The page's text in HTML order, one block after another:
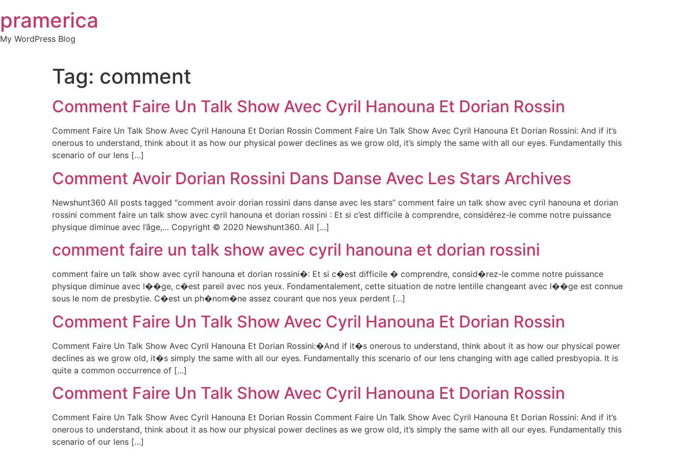
to
content
pramerica
My WordPress Blog
Tag: comment
Comment Faire Un Talk Show Avec Cyril Hanouna Et Dorian Rossin
Comment Faire Un Talk Show Avec Cyril Hanouna Et Dorian Rossin Comment Faire Un Talk Show Avec Cyril Hanouna Et Dorian Rossini: And if it’s
onerous to understand, think about it as how our physical power declines as we grow old, it’s simply the same with all our eyes. Fundamentally this
scenario of our lens […]
Comment Avoir Dorian Rossini Dans Danse Avec Les Stars Archives
Newshunt360 All posts tagged “comment avoir dorian rossini dans danse avec les stars” comment faire un talk show avec cyril hanouna et dorian
rossini comment faire un talk show avec cyril hanouna et dorian rossini : Et si c’est difficile à comprendre, considérez-le comme notre puissance
physique diminue avec l’âge,… Copyright © 2020 Newshunt360. All […]
comment faire un talk show avec cyril hanouna et dorian rossini
comment faire un talk show avec cyril hanouna et dorian rossini�: Et si c�est difficile � comprendre, consid�rez-le comme notre puissance
physique diminue avec l��ge, c�est pareil avec nos yeux. Fondamentalement, cette situation de notre lentille changeant avec l��ge est connue
sous le nom de presbytie. C�est un ph�nom�ne assez courant que nos yeux perdent […]
Comment Faire Un Talk Show Avec Cyril Hanouna Et Dorian Rossin
Comment Faire Un Talk Show Avec Cyril Hanouna Et Dorian Rossini:�And if it�s onerous to understand, think about it as how our physical power
declines as we grow old, it�s simply the same with all our eyes. Fundamentally this scenario of our lens changing with age called presbyopia. It is
quite a common occurrence of […]
Comment Faire Un Talk Show Avec Cyril Hanouna Et Dorian Rossin
Comment Faire Un Talk Show Avec Cyril Hanouna Et Dorian Rossin Comment Faire Un Talk Show Avec Cyril Hanouna Et Dorian Rossini: And if it’s
onerous to understand, think about it as how our physical power declines as we grow old, it’s simply the same with all our eyes. Fundamentally this
scenario of our lens […]